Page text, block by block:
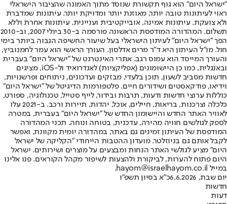
"ישראל היום" הוא גוף תקשורת שנוסד מתוך האמונה שהציבור הישראלי
ראוי לעיתונות טובה יותר, מאוזנת יותר ומדויקת יותר. עיתונות שמדברת
ולא צועקת. עיתונות אמינה, אובייקטיבית ועניינית. עיתונות אחרת וללא
תשלום. המהדורה המודפסת הראשונה פורסמה ב-30 ביולי 2007, וב-2010
הפך "ישראל היום" לעיתון הישראלי בעל שיעור החשיפה הגבוה ביותר בימי
חול. מו"ל העיתון היא ד"ר מרים אדלסון. העורך הראשי הוא עמר לחמנוביץ,
והעורך המייסד הוא עמוס רגב. אתרי האינטרנט של "ישראל היום" בעברית
ובאנגלית, כמו כן היישומונים (אפליקציות) לאנדרואיד ול-iOS, מציגים
חדשות מסביב לשעון, תוכן בלעדי, מבזקים ועדכונים, ניתוחים ופרשנויות,
וידיאו, פודקאסטים ושידורים חיים. פלטפורמות הדיגיטל של "ישראל היום"
כוללות ערוצי חדשות ודעות, תרבות ובידור, לייף סטייל, טכנולוגיה, ספורט,
כלכלה וצרכנות, בריאות, חיילים, אוכל, יהדות, תיירות ורכב. ב-2021 עלו
לאוויר האתר החדש והיישומון החדש של "ישראל היום" בעברית, במטרה
לספק לגולשים חוויה מהירה, עדכנית, בטוחה ונוחה. תכני המהדורה
המודפסת של העיתון זמינים גם באתר, במהדורה יומית מקוונת, ואפשר
לקבל אותם גם בניוזלטר. מועדון ההטבות הייחודי "הקליקה של ישראל
היום" מציע לגולשי האתר הנחות ומבצעים על מוצרים ושירותים. ישראל
היום פתוח להערות, לביקורת ולהצעות לשיפור מקהל הקוראים. פנו אלינו
במייל hayom@israelhayom.co.il.
יום שבת, 6.6.2026
כ"א בסיון תשפ"ו
חדשות
דעות